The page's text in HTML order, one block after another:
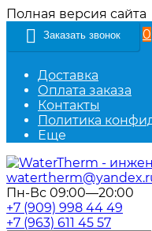
Полная версия сайта
Заказать звонок 0
Доставка
Оплата заказа
Контакты
Политика
Еще
Пн-Вс 09:00—20:00
+7 (909) 998 44 49
+7 (963) 611 45 57